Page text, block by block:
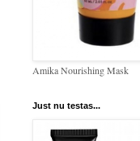
Amika Nourishing Mask
Just nu testas...